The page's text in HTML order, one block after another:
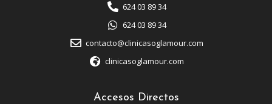
624 03 89 34
624 03 89 34
contacto@clinicasoglamour.com
clinicasoglamour.com
Accesos Directos